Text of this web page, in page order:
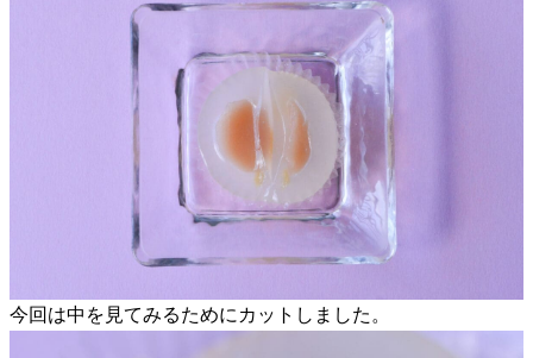
今回は中を見てみるためにカットしました。